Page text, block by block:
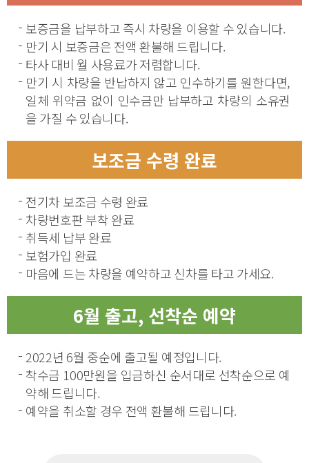
보증금을 납부하고 즉시 차량을 이용할 수 있습니다.
만기 시 보증금은 전액 환불해 드립니다.
타사 대비 월 사용료가 저렴합니다.
만기 시 차량을 반납하지 않고 인수하기를 원한다면,
일체 위약금 없이 인수금만 납부하고 차량의 소유권
을 가질 수 있습니다.
보조금 수령 완료
전기차 보조금 수령 완료
차량번호판 부착 완료
취득세 납부 완료
보험가입 완료
마음에 드는 차량을 예약하고 신차를 타고 가세요.
6월 출고, 선착순 예약
2022년 6월 중순에 출고될 예정입니다.
착수금 100만원을 입금하신 순서대로 선착순으로 예
약해 드립니다.
예약을 취소할 경우 전액 환불해 드립니다.